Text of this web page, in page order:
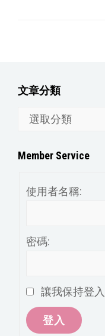
文章分類
分
Member Service
使用者名稱:
密碼:
讓我保持登入
登入